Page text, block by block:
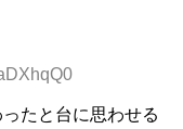
たと台に思わせる